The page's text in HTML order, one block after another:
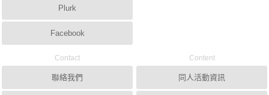
Plurk
Facebook
Contact
聯絡我們
Content
同人活動資訊